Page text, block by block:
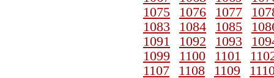
1075
1076 1077
1083
1084 1085
1091
1092 1093
1099
1100 1101
1107
1108 1109